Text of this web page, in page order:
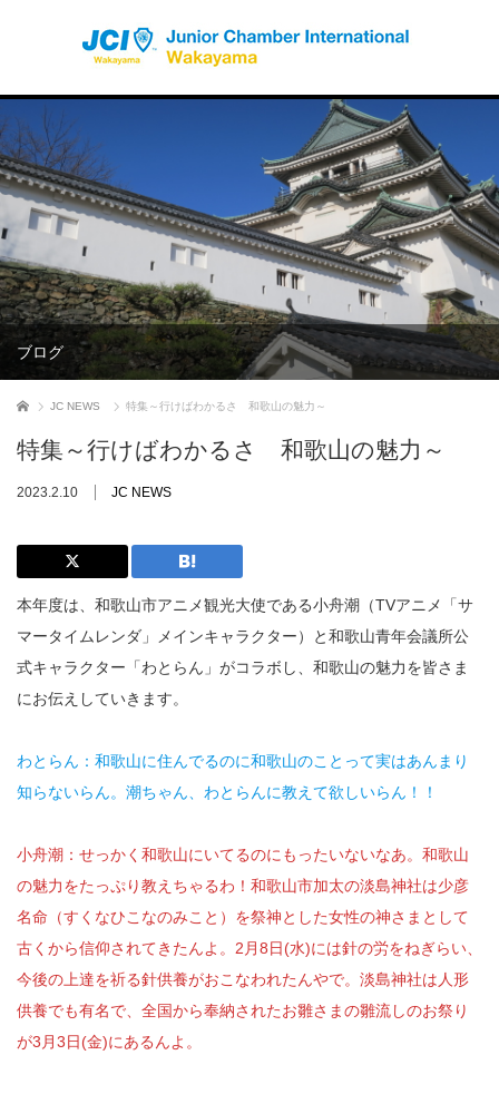
ブログ
ホーム JC NEWS 特集～行けばわかるさ 和歌山の魅力～
特集～行けばわかるさ 和歌山の魅力～
2023.2.10 JC NEWS
本年度は、和歌山市アニメ観光大使である小舟潮（TVアニメ「サ
マータイムレンダ」メインキャラクター）と和歌山青年会議所公
式キャラクター「わとらん」がコラボし、和歌山の魅力を皆さま
にお伝えしていきます。
わとらん：和歌山に住んでるのに和歌山のことって実はあんまり
知らないらん。潮ちゃん、わとらんに教えて欲しいらん！！
小舟潮：せっかく和歌山にいてるのにもったいないなあ。和歌山
の魅力をたっぷり教えちゃるわ！和歌山市加太の淡島神社は少彦
名命（すくなひこなのみこと）を祭神とした女性の神さまとして
古くから信仰されてきたんよ。2月8日(水)には針の労をねぎらい、
今後の上達を祈る針供養がおこなわれたんやで。淡島神社は人形
供養でも有名で、全国から奉納されたお雛さまの雛流しのお祭り
が3月3日(金)にあるんよ。